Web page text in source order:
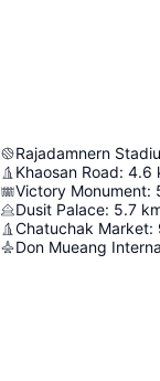
Rajadamnern
Khaosan Road: 4.6
Victory Monument:
Dusit Palace: 5.7
Chatuchak Market:
Don Mueang